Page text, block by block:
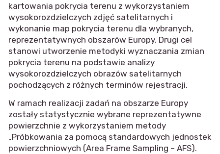
kartowania pokrycia terenu z wykorzystaniem
wysokorozdzielczych zdjęć satelitarnych i
wykonanie map pokrycia terenu dla wybranych,
reprezentatywnych obszarów Europy. Drugi cel
stanowi utworzenie metodyki wyznaczania zmian
pokrycia terenu na podstawie analizy
wysokorozdzielczych obrazów satelitarnych
pochodzących z różnych terminów rejestracji.
W ramach realizacji zadań na obszarze Europy
zostały statystycznie wybrane reprezentatywne
powierzchnie z wykorzystaniem metody
„Próbkowania za pomocą standardowych jednostek
powierzchniowych (Area Frame Sampling – AFS).